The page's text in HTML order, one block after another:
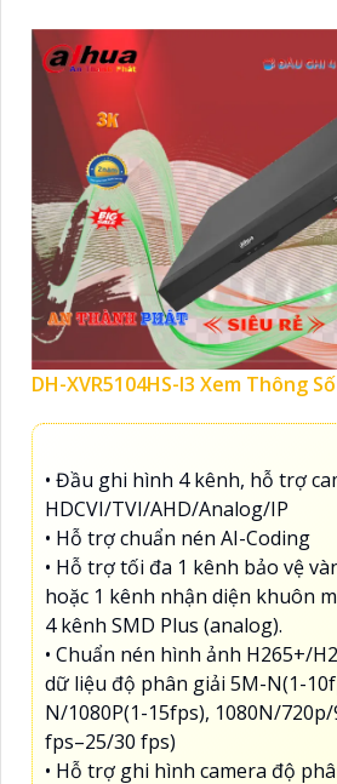
DH-XVR5104HS-I3 Xem Thông
• Đầu ghi hình 4 kênh, hỗ trợ
HDCVI/TVI/AHD/Analog/IP
• Hỗ trợ chuẩn nén AI-Coding
• Hỗ trợ tối đa 1 kênh bảo vệ
hoặc 1 kênh nhận diện khuôn
4 kênh SMD Plus (analog).
• Chuẩn nén hình ảnh H265+/
dữ liệu độ phân giải 5M-N(1-
N/1080P(1-15fps), 1080N/720p/
fps–25/30 fps)
• Hỗ trợ ghi hình camera độ